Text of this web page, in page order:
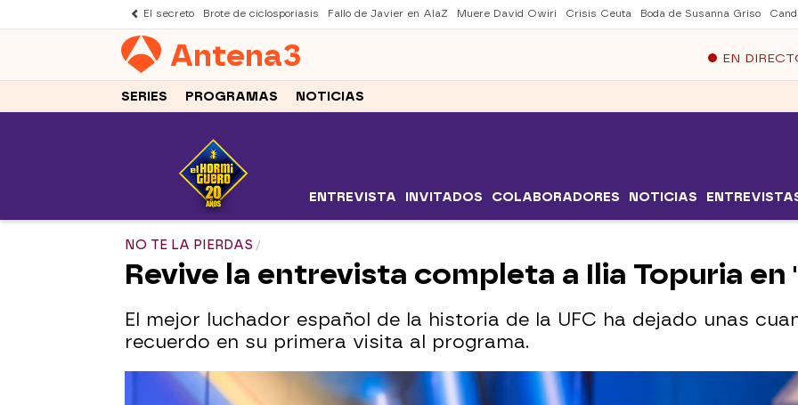
El secreto Brote de ciclosporiasis Fallo de Javier en AlaZ Muere David Owiri Crisis Ceuta Boda de Susanna Griso
Antena3 EN
SERIES PROGRAMAS NOTICIAS
ENTREVISTA INVITADOS COLABORADORES NOTICIAS
NO TE LA PIERDAS
Revive la entrevista completa a Ilia Topuria en
El mejor luchador español de la historia de la UFC ha dejado unas
recuerdo en su primera visita al programa.
¿Preparado para la derrota? Ilia Topuria revela su miedo a perder: "Siento